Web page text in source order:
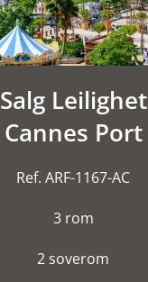
Salg Leilighet
Cannes Port
Ref. ARF-1167-AC
3 rom
2 soverom